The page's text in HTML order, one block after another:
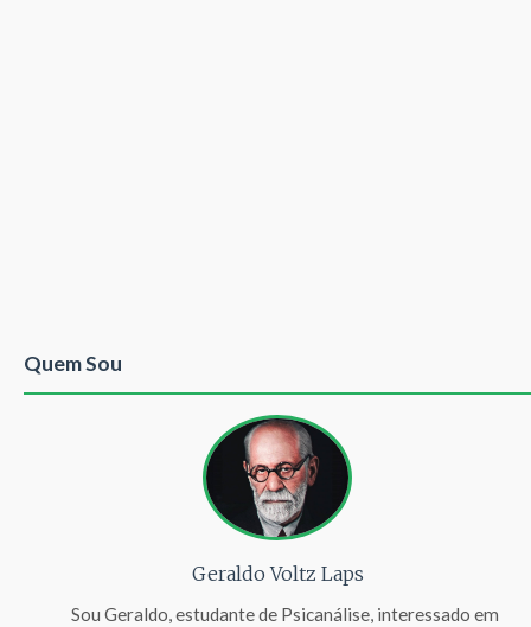
Quem Sou
Geraldo Voltz Laps
Sou Geraldo, estudante de Psicanálise, interessado em